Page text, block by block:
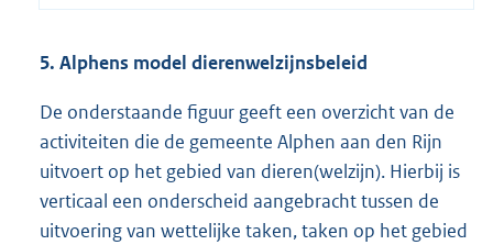
5. Alphens model dierenwelzijnsbeleid
De onderstaande figuur geeft een overzicht van de
activiteiten die de gemeente Alphen aan den Rijn
uitvoert op het gebied van dieren(welzijn). Hierbij is
verticaal een onderscheid aangebracht tussen de
uitvoering van wettelijke taken, taken op het gebied